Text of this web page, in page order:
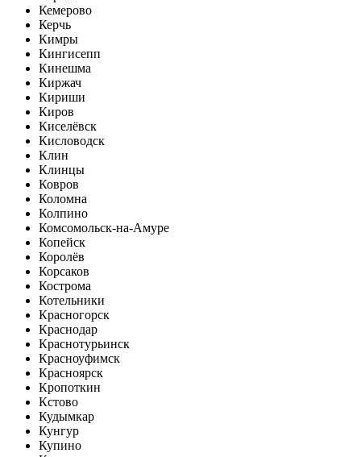
Кемерово
Керчь
Кимры
Кингисепп
Кинешма
Киржач
Кириши
Киров
Киселёвск
Кисловодск
Клин
Клинцы
Ковров
Коломна
Колпино
Комсомольск-на-Амуре
Копейск
Королёв
Корсаков
Кострома
Котельники
Красногорск
Краснодар
Краснотурьинск
Красноуфимск
Красноярск
Кропоткин
Кстово
Кудымкар
Кунгур
Купино